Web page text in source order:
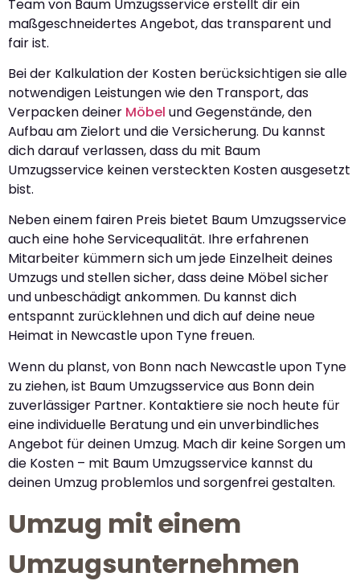
Team von Baum Umzugsservice erstellt dir ein
maßgeschneidertes Angebot, das transparent und
fair ist.
Bei der Kalkulation der Kosten berücksichtigen sie alle
notwendigen Leistungen wie den Transport, das
Verpacken deiner Möbel und Gegenstände, den
Aufbau am Zielort und die Versicherung. Du kannst
dich darauf verlassen, dass du mit Baum
Umzugsservice keinen versteckten Kosten ausgesetzt
bist.
Neben einem fairen Preis bietet Baum Umzugsservice
auch eine hohe Servicequalität. Ihre erfahrenen
Mitarbeiter kümmern sich um jede Einzelheit deines
Umzugs und stellen sicher, dass deine Möbel sicher
und unbeschädigt ankommen. Du kannst dich
entspannt zurücklehnen und dich auf deine neue
Heimat in Newcastle upon Tyne freuen.
Wenn du planst, von Bonn nach Newcastle upon Tyne
zu ziehen, ist Baum Umzugsservice aus Bonn dein
zuverlässiger Partner. Kontaktiere sie noch heute für
eine individuelle Beratung und ein unverbindliches
Angebot für deinen Umzug. Mach dir keine Sorgen um
die Kosten – mit Baum Umzugsservice kannst du
deinen Umzug problemlos und sorgenfrei gestalten.
Umzug mit einem
Umzugsunternehmen